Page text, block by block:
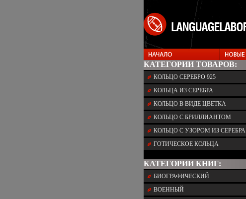
КАТЕГОРИИ ТОВАРОВ:
КОЛЬЦО СЕРЕБРО 925
КОЛЬЦА ИЗ СЕРЕБРА
КОЛЬЦО В ВИДЕ ЦВЕТКА
КОЛЬЦО С БРИЛЛИАНТОМ
КОЛЬЦО С УЗОРОМ ИЗ СЕРЕБРА
ГОТИЧЕСКОЕ КОЛЬЦА
КАТЕГОРИИ КНИГ:
БИОГРАФИЧЕСКИЙ
ВОЕННЫЙ